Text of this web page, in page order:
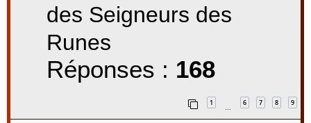
des Seigneurs des
Runes
Réponses : 168
1 6 7 8 9